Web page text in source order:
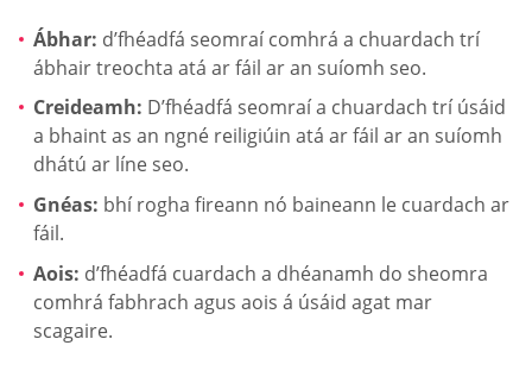
Ábhar: d’fhéadfá seomraí comhrá a chuardach trí
ábhair treochta atá ar fáil ar an suíomh seo.
Creideamh: D’fhéadfá seomraí a chuardach trí úsáid
a bhaint as an ngné reiligiúin atá ar fáil ar an suíomh
dhátú ar líne seo.
Gnéas: bhí rogha fireann nó baineann le cuardach ar
fáil.
Aois: d’fhéadfá cuardach a dhéanamh do sheomra
comhrá fabhrach agus aois á úsáid agat mar
scagaire.